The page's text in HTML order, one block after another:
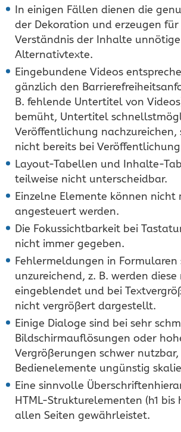
In einigen Fällen dienen die
der Dekoration und erzeugen für
Verständnis der Inhalte unnötige
Alternativtexte.
Eingebundene Videos
gänzlich den
B. fehlende Untertitel von
bemüht, Untertitel
Veröffentlichung nachzureichen,
nicht bereits bei
Layout-Tabellen und Inhalte-
teilweise nicht unterscheidbar.
Einzelne Elemente können
angesteuert werden.
Die Fokussichtbarkeit bei
nicht immer gegeben.
Fehlermeldungen in Formularen
unzureichend, z. B. werden
eingeblendet und bei
nicht vergrößert dargestellt.
Einige Dialoge sind bei sehr
Bildschirmauflösungen oder
Vergrößerungen schwer
Bedienelemente ungünstig
Eine sinnvolle
HTML-Strukturelementen (h1
allen Seiten gewährleistet.